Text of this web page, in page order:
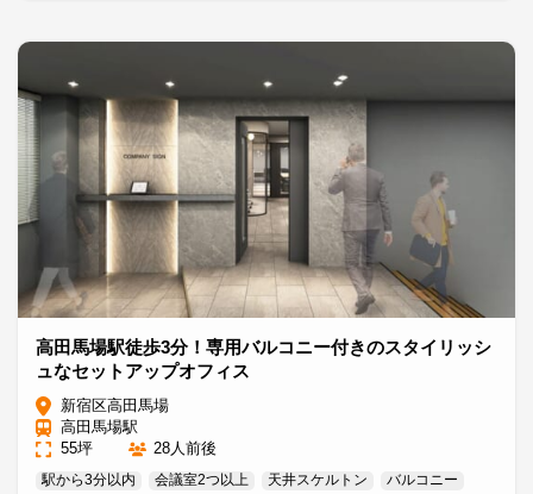
高田馬場駅徒歩3分！専用バルコニー付きのスタイリッシ
ュなセットアップオフィス
新宿区高田馬場
高田馬場駅
55坪
28人前後
駅から3分以内 会議室2つ以上 天井スケルトン
バルコニー